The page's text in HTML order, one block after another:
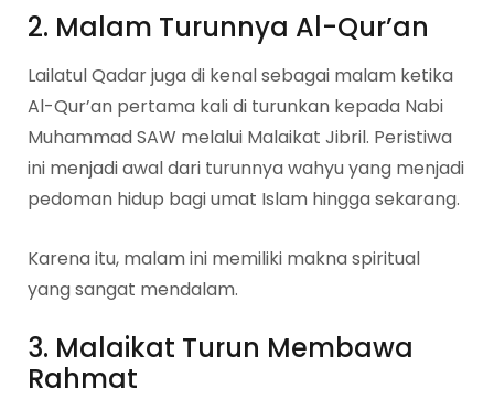
2. Malam Turunnya Al-Qur’an
Lailatul Qadar juga di kenal sebagai malam ketika
Al-Qur’an pertama kali di turunkan kepada Nabi
Muhammad SAW melalui Malaikat Jibril. Peristiwa
ini menjadi awal dari turunnya wahyu yang menjadi
pedoman hidup bagi umat Islam hingga sekarang.
Karena itu, malam ini memiliki makna spiritual
yang sangat mendalam.
3. Malaikat Turun Membawa
Rahmat